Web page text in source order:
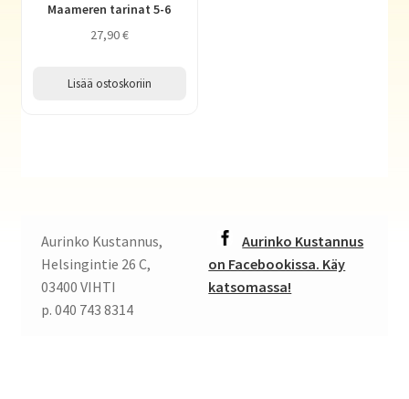
Maameren tarinat 5-6
27,90€
Lisää ostoskoriin
Aurinko Kustannus,
Helsingintie 26 C,
03400 VIHTI
p. 040 743 8314
Aurinko Kustannus
on Facebookissa. Käy
katsomassa!